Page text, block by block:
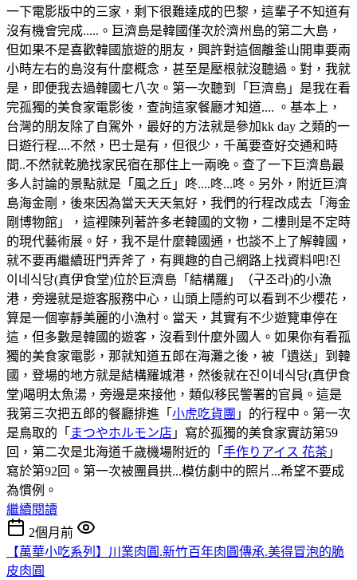
一下電影版中的三家，剩下很難達成的巴黎，這輩子不知道有
沒有機會完成.....。巨濟島是韓國僅次於濟州島的第二大島，
但如果不是喜歡韓國旅遊的朋友，興許對這個離釜山開車要兩
小時左右的島沒有什麼概念，甚至是壓根就沒聽過。對，我就
是，即便我去過韓國七八次。第一次聽到「巨濟島」是我在看
完孤獨的美食家電影後，查詢這家餐廳才知道.... 。基本上，
台灣的朋友除了自駕外，最好的方法就是參加kk day 之類的一
日遊行程....不然，巴士是有，但很少，千萬要查好交通和時
間..不然就乾脆找家民宿在那住上一兩晚。查了一下巨濟島最
多人討論的景點就是「風之丘」咚....咚...咚。另外，附近巨濟
島海金剛，後來因為當天天天氣好，我們的行程改成去「海金
剛博物館」，這裡陳列著許多老韓國的文物，二樓則是不定時
的現代藝術展。好，我不是什麼韓國通，也談不上了解韓國，
就不要再繼續班門弄斧了，有興趣的自己網路上找資料吧!진
이네식당(真伊食堂)位於巨濟島「結構羅」（구조라)的小漁
港，旁邊就是遊客服務中心，山頭上隱約可以看到不少櫻花，
算是一個寧靜美麗的小漁村。當天，其實有不少遊覽車停在
這，但多數是韓國的遊客，沒看到什麼外國人。如果你有看孤
獨的美食家電影，那就知道五郎在海灘之後，被「遺送」到韓
國，登場的地方就是結構羅城港，然後就在진이네식당(真伊食
堂)喝明太魚湯，旁邊是來接他，類似移民警署的官員。這是
我第三次把五郎的餐廳排進「 小虎吃貨團 」的行程中。第一次
是鳥取的「 まつやホルモン店 」寫於孤獨的美食家實訪第59
回，第二次是北海道千歲機場附近的「 手作りアイス 花茶 」
寫於第92回。第一次被團員拱...模仿劇中的照片...希望不要成
為慣例。
繼續閱讀
2個月前
【萬華小吃系列】川業肉圓.新竹百年肉圓傳承.美得冒泡的脆
皮肉圓